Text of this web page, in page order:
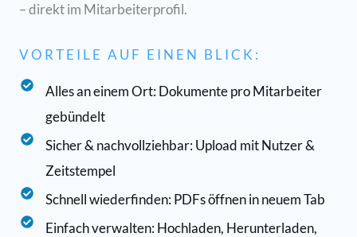
– direkt im Mitarbeiterprofil.
VORTEILE AUF EINEN BLICK:
Alles an einem Ort: Dokumente pro Mitarbeiter
gebündelt
Sicher & nachvollziehbar: Upload mit Nutzer &
Zeitstempel
Schnell wiederfinden: PDFs öffnen in neuem Tab
Einfach verwalten: Hochladen, Herunterladen,